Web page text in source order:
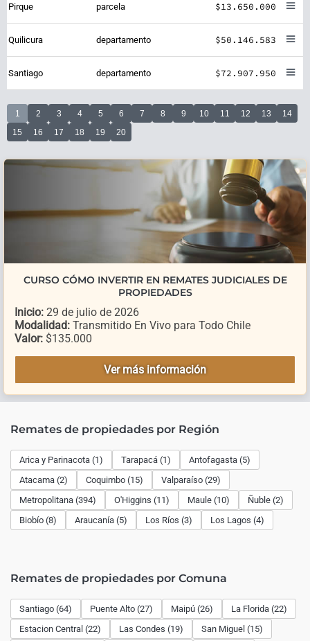
Pirque parcela $13.650.000
Quilicura departamento $50.146.583
Santiago departamento $72.907.950
1 2 3 4 5 6 7 8 9 10 11 12 13
14
15
16 17 18 19 20
CURSO CÓMO INVERTIR EN REMATES JUDICIALES DE
PROPIEDADES
Inicio: 29 de julio de 2026
Modalidad: Transmitido En Vivo para Todo Chile
Valor: $135.000
Ver más información
Remates de propiedades por Región
Arica y Parinacota (1) Tarapacá (1)
Antofagasta (5)
Atacama (2)
Coquimbo (15)
Valparaíso (29)
Metropolitana (394)
O'Higgins (11) Maule (10)
Ñuble (2)
Biobío (8)
Araucanía (5) Los Ríos (3) Los Lagos (4)
Remates de propiedades por Comuna
Santiago (64) Puente Alto (27) Maipú (26)
La Florida (22)
Estacion Central (22)
Las Condes (19)
San Miguel (15)